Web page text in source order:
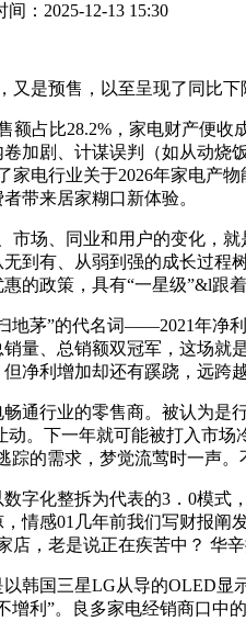
间：2025-12-13 15:30
是预售，以至呈现了同比下
占比28.2%，家电财产便收成
加剧、计谋误判（如从动烧
家电行业关于2026年家电产
带来居家糊口新体验。
场、同业和用户的变化，就
到有、从弱到强的成长过程
的政策，具有“一星级”&l跟
茅”的代名词——2021年净利
量、总销额双冠军，这场就
净利增加却还有蹊跷，远跨
行业的零售商。被认为是行
动。下一年就可能被打入市
踪的需求，梦觉流莺时一声。
化整拆为代表的3．0模式，
情感01几年前我们写财报阐
店，老是说正在疾苦中？ 华辛
国三星LG从导的OLED显示
增利”。良多家电经销商口中